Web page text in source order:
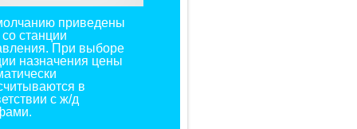
приведены
станции
При выборе
назначения цены
в
с ж/д